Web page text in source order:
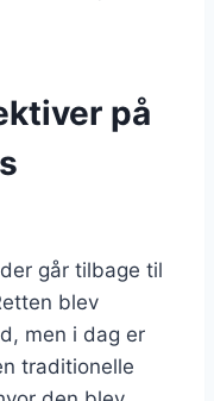
på
går tilbage til
blev
men i dag er
traditionelle